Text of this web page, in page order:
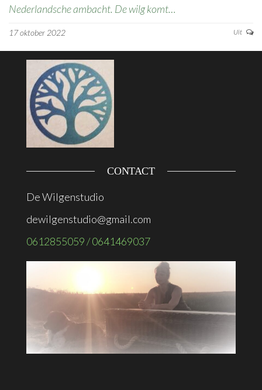
Nederlandsche ambacht. De wilg komt…
17 oktober 2022 Uit
CONTACT
De Wilgenstudio
dewilgenstudio@gmail.com
0612855059 / 0641469037